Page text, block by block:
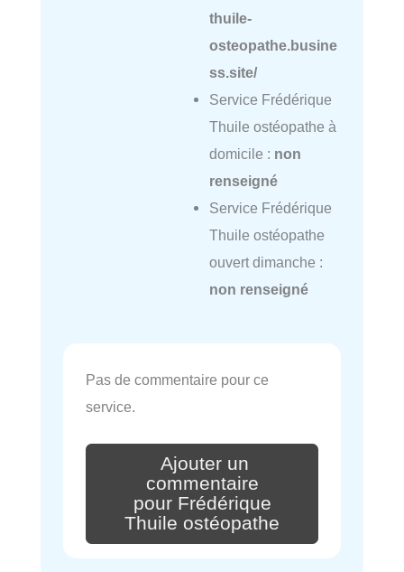
thuile-
osteopathe.busine
ss.site/
Service Frédérique
Thuile ostéopathe à
domicile : non
renseigné
Service Frédérique
Thuile ostéopathe
ouvert dimanche :
non renseigné
Pas de commentaire pour ce
service.
Ajouter un
commentaire
pour Frédérique
Thuile ostéopathe